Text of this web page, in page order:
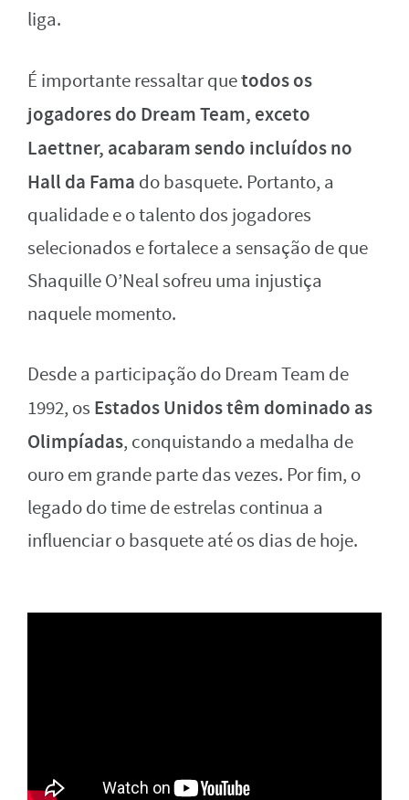
liga.
É importante ressaltar quetodos os
jogadores do Dream Team, exceto
Laettner, acabaram sendo incluídos no
Hall da Fama do basquete. Portanto, a
qualidade e o talento dos jogadores
selecionados e fortalece a sensação de que
Shaquille O’Neal sofreu uma injustiça
naquele momento.
Desde a participação do Dream Team de
1992, os Estados Unidos têm dominado as
Olimpíadas, conquistando a medalha de
ouro em grande parte das vezes. Por fim, o
legado do time de estrelas continua a
influenciar o basquete até os dias de hoje.